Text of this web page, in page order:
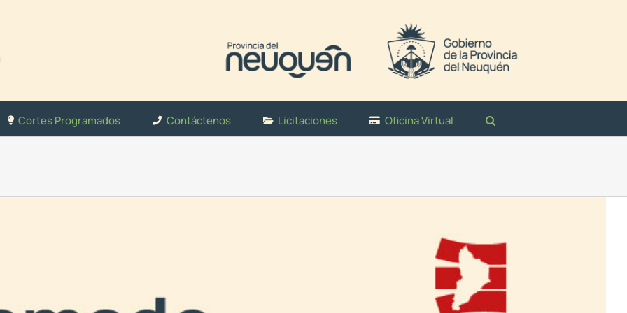
Cortes Programados Contáctenos Licitaciones Oficina Virtual